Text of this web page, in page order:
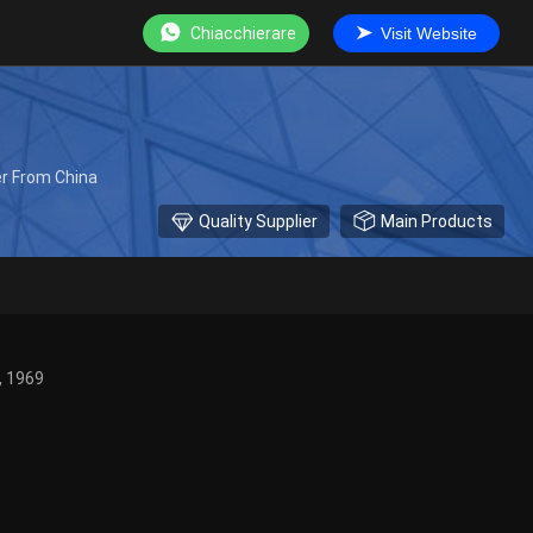
Chiacchierare Visit Website
From China
Quality Supplier Main Products
1969